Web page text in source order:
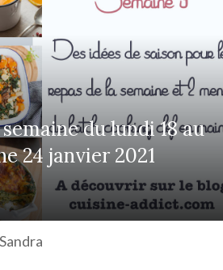
du lundi 18 au
24 janvier 2021
Sandra